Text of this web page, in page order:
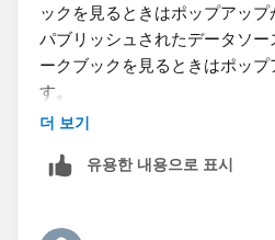
ックを見るときはポップアップ
パブリッシュされたデータソ
ークブックを見るときはポッ
す。
補足いただいた説明でデータソ
더 보기
유용한 내용으로 표시